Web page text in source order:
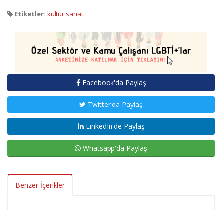
Etiketler: kültür sanat
Facebook'da Paylaş
Twitter'da Paylaş
LinkedIn'de Paylaş
Whatsapp'da Paylaş
Benzer İçerikler